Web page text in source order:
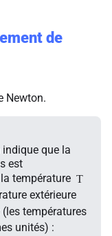
de
Newton.
que la
est
température T
extérieure
températures
unités) :